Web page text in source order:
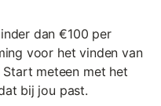
dan €100 per
voor het vinden van
meteen met het
bij jou past.